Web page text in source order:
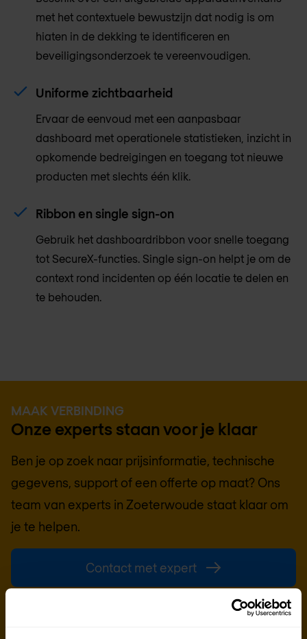
met het contextuele bewustzijn dat nodig is om
hiaten in de dekking te identificeren en
beveiligingsonderzoek te vereenvoudigen.
Uniforme zichtbaarheid
Ervaar de eenvoud met een aanpasbaar
dashboard met operationele statistieken, inzicht in
opkomende bedreigingen en toegang tot nieuwe
producten met slechts één klik.
Ribbon en single sign-on
Gebruik het dashboardribbon voor snelle toegang
tot SecureX-functies. Single sign-on helpt je om de
context rond incidenten op één locatie te delen en
te behouden.
MAAK VERBINDING
Onze experts staan voor je klaar
Ben je op zoek naar prijsinformatie, technische
gegevens, support of een offerte op maat? Ons
team van experts in Zoeterwoude staat klaar om
je te helpen.
Contact met expert